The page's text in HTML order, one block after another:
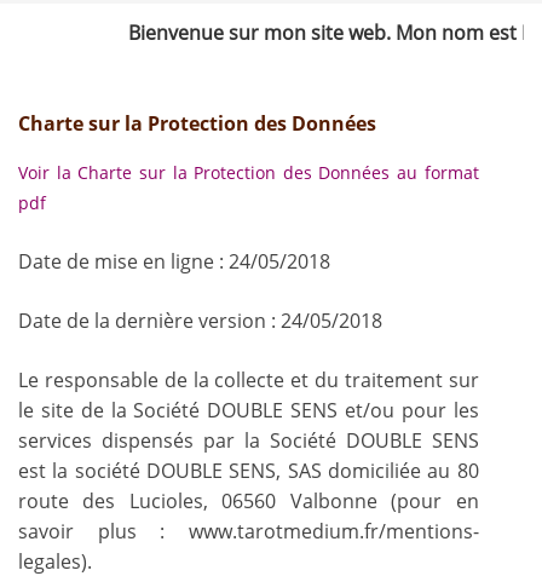
Bienvenue sur mon site web. Mon nom est Michel
Charte sur la Protection des Données
Voir la Charte sur la Protection des Données au format
pdf
Date de mise en ligne : 24/05/2018
Date de la dernière version : 24/05/2018
Le responsable de la collecte et du traitement sur
le site de la Société DOUBLE SENS et/ou pour les
services dispensés par la Société DOUBLE SENS
est la société DOUBLE SENS, SAS domiciliée au 80
route des Lucioles, 06560 Valbonne (pour en
savoir plus : www.tarotmedium.fr/mentions-
legales).